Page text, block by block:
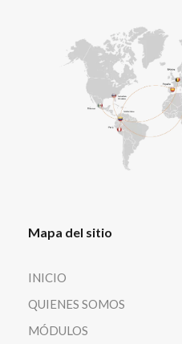
Mapa del sitio
INICIO
QUIENES SOMOS
MÓDULOS